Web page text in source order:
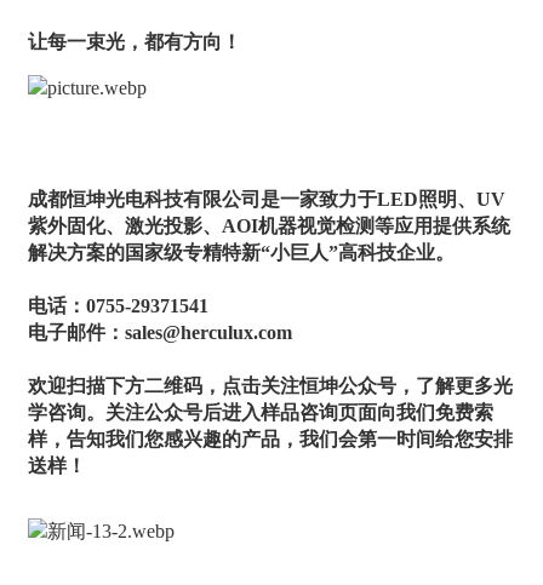
让每一束光，都有方向！
成都恒坤光电科技有限公司是一家致力于LED照明、UV
紫外固化、激光投影、AOI机器视觉检测等应用提供系统
解决方案的国家级专精特新“小巨人”高科技企业。
电话：0755-29371541
电子邮件：sales@herculux.com
欢迎扫描下方二维码，点击关注恒坤公众号，了解更多光
学咨询。关注公众号后进入样品咨询页面向我们免费索
样，告知我们您感兴趣的产品，我们会第一时间给您安排
送样！